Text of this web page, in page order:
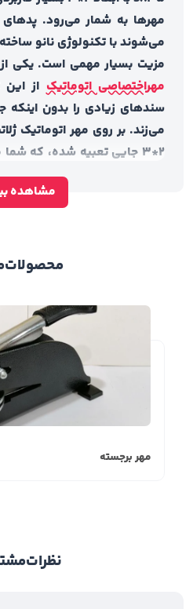
مهرها به شمار می‌رود.
می‌شوند با تکنولوژی نانو
مزیت بسیار مهمی است. یکی از
مهراختصاصی اتوماتیک از
سندهای زیادی را بدون
2*3 جایی تعبیه شده، که
مهرتان را بر روی کاغذی که
ببینید. این دستگاه در دو طرفه
در این بخش به بررسی
• جنس بدنه: پلاستیک فشرده
• رنگ بدنه: آبی، سفید
مشاهده
محصولات
مهر برجسته
نظرات